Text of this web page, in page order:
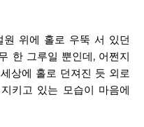
위에 홀로 우뚝 서 있던
한 그루일 뿐인데, 어쩐지
상에 홀로 던져진 듯 외로
키고 있는 모습이 마음에